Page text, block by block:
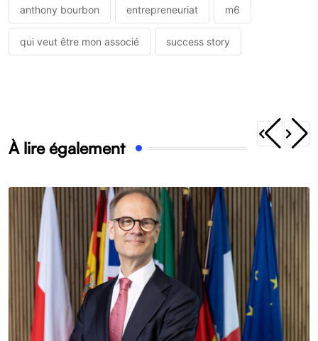
anthony bourbon entrepreneuriat m6
qui veut être mon associé success story
À lire également